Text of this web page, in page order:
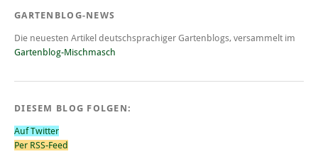
GARTENBLOG-NEWS
Die neuesten Artikel deutschsprachiger Gartenblogs, versammelt im
Gartenblog-Mischmasch
DIESEM BLOG FOLGEN:
Auf Twitter
Per RSS-Feed